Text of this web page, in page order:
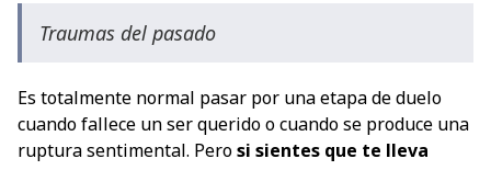
Traumas del pasado
Es totalmente normal pasar por una etapa de duelo
cuando fallece un ser querido o cuando se produce una
ruptura sentimental. Perosi sientes que te lleva